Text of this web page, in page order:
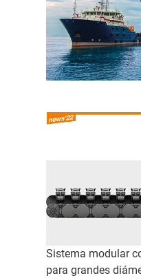
Sistema modular
para grandes